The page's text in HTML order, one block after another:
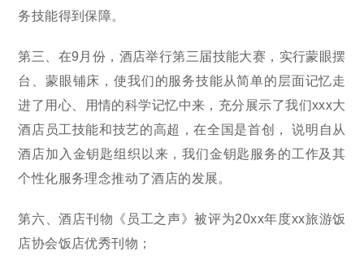
务技能得到保障。
第三、在9月份，酒店举行第三届技能大赛，实行蒙眼摆
台、蒙眼铺床，使我们的服务技能从简单的层面记忆走
进了用心、用情的科学记忆中来，充分展示了我们xxx大
酒店员工技能和技艺的高超，在全国是首创， 说明自从
酒店加入金钥匙组织以来，我们金钥匙服务的工作及其
个性化服务理念推动了酒店的发展。
第六、酒店刊物《员工之声》被评为20xx年度xx旅游饭
店协会饭店优秀刊物；